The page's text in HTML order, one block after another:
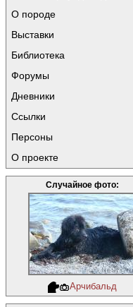
О породе
Выставки
Библиотека
Форумы
Дневники
Ссылки
Персоны
О проекте
Случайное фото:
Арчибальд